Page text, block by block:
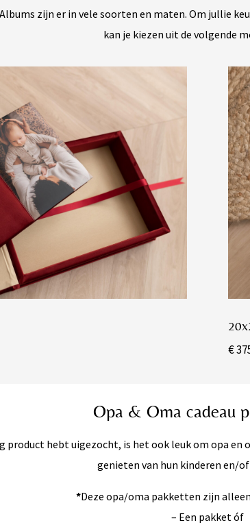
Albums zijn er in vele soorten en maten. Om jullie
kan je kiezen uit de volgende
€
Opa & Oma cadeau
product hebt uigezocht, is het ook leuk om opa en
genieten van hun kinderen en/
*Deze opa/oma pakketten zijn
– Een pakket óf